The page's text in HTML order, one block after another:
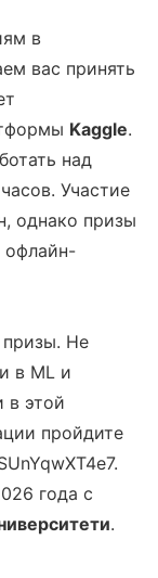
в
вас принять
Kaggle.
над
Участие
однако призы
офлайн-
призы. Не
в ML и
в этой
пройдите
года с
.